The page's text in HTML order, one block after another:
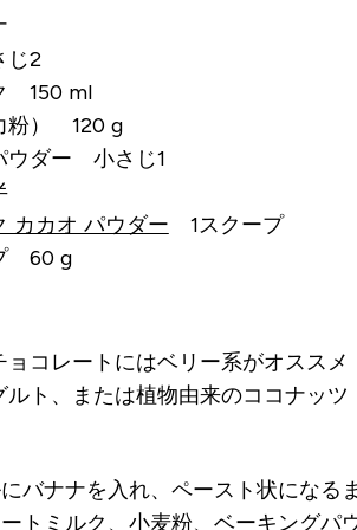
じ2
150 ml
粉） 120 g
ウダー 小さじ1
カカオ パウダー 1スクープ
60 g
ョコレートにはベリー系がオススメ
ルト、または植物由来のココナッツ
バナナを入れ、ペースト状になる
トミルク、小麦粉、ベーキング